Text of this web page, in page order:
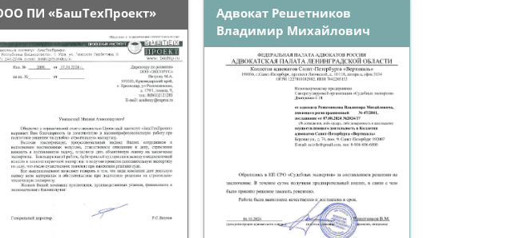
ПИ «БашТехПроект»
Адвокат Решетников
Владимир Михайлович